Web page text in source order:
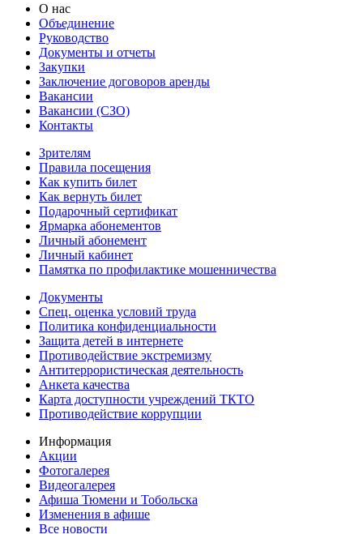
О нас
Объединение
Руководство
Документы и отчеты
Закупки
Заключение договоров аренды
Вакансии
Вакансии (СЗО)
Контакты
Зрителям
Правила посещения
Как купить билет
Как вернуть билет
Подарочный сертификат
Ярмарка абонементов
Личный абонемент
Личный кабинет
Памятка по профилактике мошенничества
Документы
Спец. оценка условий труда
Политика конфиденциальности
Защита детей в интернете
Противодействие экстремизму
Антитеррористическая деятельность
Анкета качества
Карта доступности учреждений ТКТО
Противодействие коррупции
Информация
Акции
Фотогалерея
Видеогалерея
Афиша Тюмени и Тобольска
Изменения в афише
Все новости